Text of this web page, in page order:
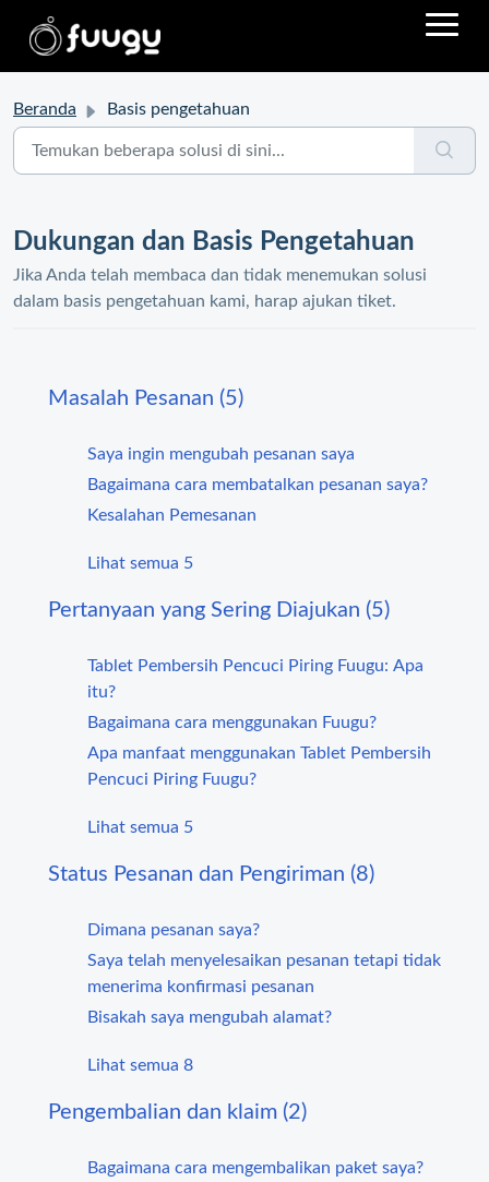
Beranda Basis pengetahuan
Dukungan dan Basis Pengetahuan
Jika Anda telah membaca dan tidak menemukan solusi
dalam basis pengetahuan kami, harap ajukan tiket.
Masalah Pesanan (5)
Saya ingin mengubah pesanan saya
Bagaimana cara membatalkan pesanan saya?
Kesalahan Pemesanan
Lihat semua 5
Pertanyaan yang Sering Diajukan (5)
Tablet Pembersih Pencuci Piring Fuugu: Apa
itu?
Bagaimana cara menggunakan Fuugu?
Apa manfaat menggunakan Tablet Pembersih
Pencuci Piring Fuugu?
Lihat semua 5
Status Pesanan dan Pengiriman (8)
Dimana pesanan saya?
Saya telah menyelesaikan pesanan tetapi tidak
menerima konfirmasi pesanan
Bisakah saya mengubah alamat?
Lihat semua 8
Pengembalian dan klaim (2)
Bagaimana cara mengembalikan paket saya?